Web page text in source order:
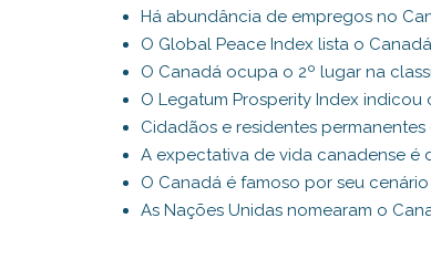
Há abundância de empregos no
O Global Peace Index lista o
O Canadá ocupa o 2º lugar na
O Legatum Prosperity Index
Cidadãos e residentes
A expectativa de vida canadense é
O Canadá é famoso por seu
As Nações Unidas nomearam o